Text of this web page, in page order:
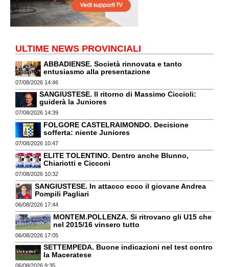
ULTIME NEWS PROVINCIALI
ABBADIENSE. Società rinnovata e tanto
entusiasmo alla presentazione
07/08/2026 14:46
SANGIUSTESE. Il ritorno di Massimo Ciccioli:
guiderà la Juniores
07/08/2026 14:39
FOLGORE CASTELRAIMONDO. Decisione
sofferta: niente Juniores
07/08/2026 10:47
ELITE TOLENTINO. Dentro anche Blunno,
Chiariotti e Cicconi
07/08/2026 10:32
SANGIUSTESE. In attacco ecco il giovane Andrea
Pompili Pagliari
06/08/2026 17:44
MONTEM.POLLENZA. Si ritrovano gli U15 che
nel 2015/16 vinsero tutto
06/08/2026 17:05
SETTEMPEDA. Buone indicazioni nel test contro
la Maceratese
06/08/2026 9:35